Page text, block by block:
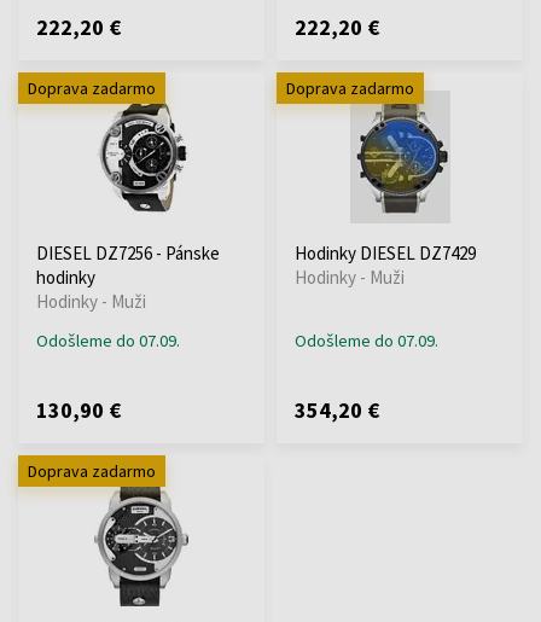
222,20 € 222,20 €
Doprava zadarmo
DIESEL DZ7256 - Pánske
hodinky
Hodinky - Muži
Odošleme do 07.09.
130,90 €
Doprava zadarmo
Hodinky DIESEL DZ7429
Hodinky - Muži
Odošleme do 07.09.
354,20 €
Doprava zadarmo